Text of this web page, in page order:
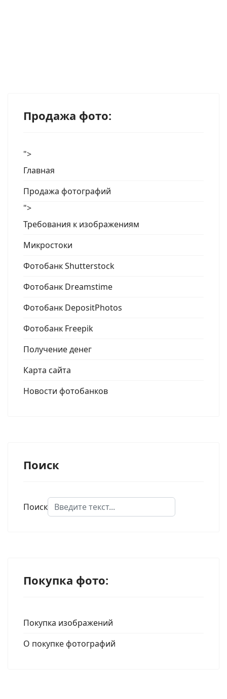
Продажа фото:
">
Главная
Продажа фотографий
">
Требования к изображениям
Микростоки
Фотобанк Shutterstock
Фотобанк Dreamstime
Фотобанк DepositPhotos
Фотобанк Freepik
Получение денег
Карта сайта
Новости фотобанков
Поиск
Поиск
Покупка фото:
Покупка изображений
О покупке фотографий